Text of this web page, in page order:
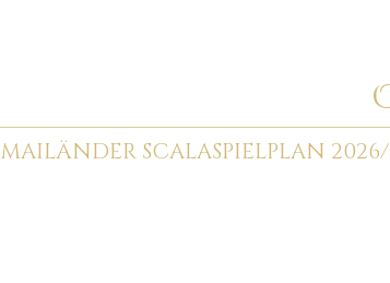
MAILÄNDER SCALASPIELPLAN